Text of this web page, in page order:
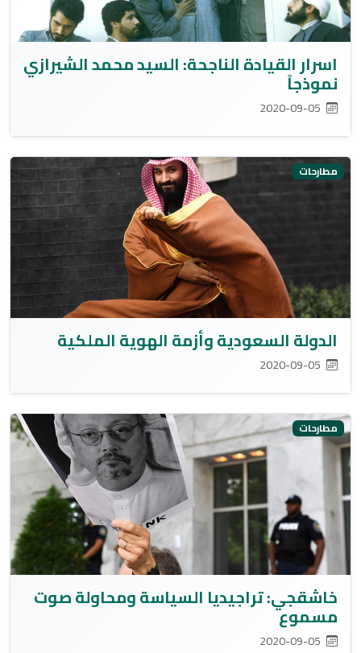
اسرار القيادة الناجحة: السيد محمد الشيرازي
نموذجاً
مطارحات
الدولة السعودية وأزمة الهوية الملكية
مطارحات
خاشقجي: تراجيديا السياسة ومحاولة صوت
مسموع